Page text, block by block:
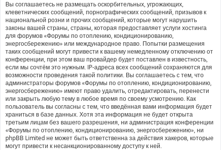
Вы соглашаетесь не размещать оскорбительных, угрожающих,
клеветнических сообщений, порнографических сообщений, призывов к
национальной розни и прочих сообщений, которые могут нарушить
законы вашей страны, страны, которая предоставляет услуги хостинга
для форумов «Форумы по отоплению, кондиционированию,
энергосбережению» или международное право. Попытки размещения
таких сообщений могут привести к вашему немедленному отключению от
конференции, при этом ваш провайдер будет поставлен в известность,
если мы сочтём это нужным. IP-адреса всех сообщений сохраняются для
возможности проведения такой политики. Вы соглашаетесь с тем, что
администраторы форумов «Форумы по отоплению, кондиционированию,
энергосбережению» имеют право удалить, отредактировать, перенести
или закрыть любую тему в любое время по своему усмотрению. Как
пользователь вы согласны с тем, что введённая вами информация будет
храниться в базе данных. Хотя эта информация не будет открыта
третьим лицам без вашего разрешения, ни администрация конференции
«Форумы по отоплению, кондиционированию, энергосбережению», ни
phpBB Limited не может быть ответственна за действия хакеров, которые
могут привести к несанкционированному доступу к ней.